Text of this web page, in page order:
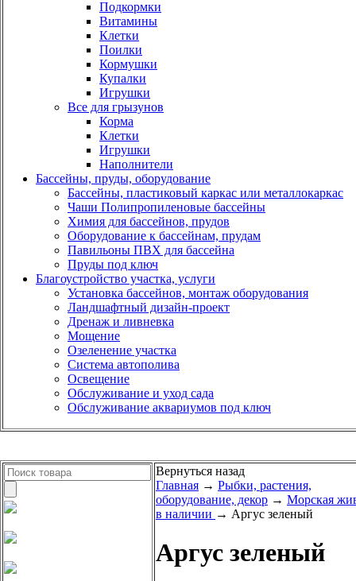
Подкормки
Витамины
Клетки
Поилки
Кормушки
Купалки
Игрушки
Все для грызунов
Корма
Клетки
Игрушки
Наполнители
Бассейны, пруды, оборудование
Бассейны, пластиковый каркас или металлокаркас
Чаши Полипропиленовые бассейны
Химия для бассейнов, прудов
Оборудование к бассейнам, прудам
Павильоны ПВХ для бассейна
Пруды под ключ
Благоустройство участка, услуги
Установка бассейнов, монтаж оборудования
Ландшафтный дизайн-проект
Дренаж и ливневка
Мощение
Озеленение участка
Система автополива
Освещение
Обслуживание и уход сада
Обслуживание аквариумов под ключ
Вернуться назад
Главная → Рыбки, растения,
оборудование, декор → Морская
в наличии → Аргус зеленый
Аргус зеленый